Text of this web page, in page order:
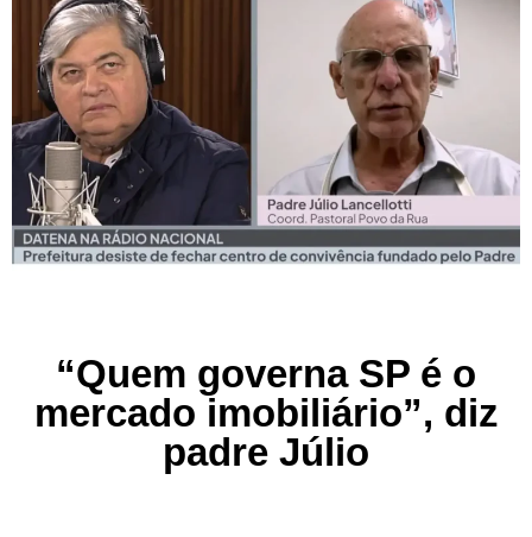
“Quem governa SP é o
mercado imobiliário”, diz
padre Júlio